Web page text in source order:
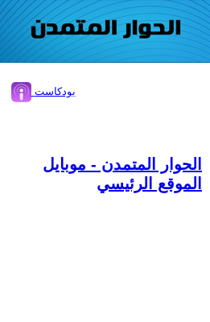
بودكاست
الحوار المتمدن - موبايل
الموقع الرئيسي